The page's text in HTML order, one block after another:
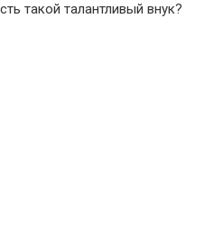
такой талантливый внук?